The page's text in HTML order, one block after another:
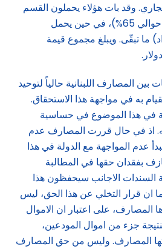
وقد بات هؤلاء يحملون القسم
الاكبر من هذه السندات (حوالي 65%)، في حين يحمل
ما تبقّى. ويبلغ مجموع قيمة
بين المصارف اللبنانية حالياً لتوحيد
به في مواجهة هذا الاستحقاق.
في هذا الموضوع في حساسية
اذ في حال قررت المصارف عدم
عدم المواجهة مع الدولة في هذا
بفقدان حقها في المطالبة
السندات الاجانب سيحفظون هذا
ان قرار التخلي عن هذا الحق، ليس
على اعتبار ان الاموال
جزء من اموال المودعين،
المصارف. وليس من حق المصارف